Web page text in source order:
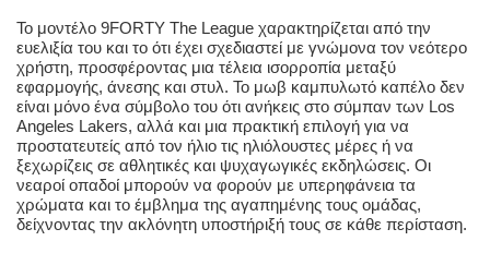
Το μοντέλο 9FORTY The League χαρακτηρίζεται από την
ευελιξία του και το ότι έχει σχεδιαστεί με γνώμονα τον νεότερο
χρήστη, προσφέροντας μια τέλεια ισορροπία μεταξύ
εφαρμογής, άνεσης και στυλ. Το μωβ καμπυλωτό καπέλο δεν
είναι μόνο ένα σύμβολο του ότι ανήκεις στο σύμπαν των Los
Angeles Lakers, αλλά και μια πρακτική επιλογή για να
προστατευτείς από τον ήλιο τις ηλιόλουστες μέρες ή να
ξεχωρίζεις σε αθλητικές και ψυχαγωγικές εκδηλώσεις. Οι
νεαροί οπαδοί μπορούν να φορούν με υπερηφάνεια τα
χρώματα και το έμβλημα της αγαπημένης τους ομάδας,
δείχνοντας την ακλόνητη υποστήριξή τους σε κάθε περίσταση.